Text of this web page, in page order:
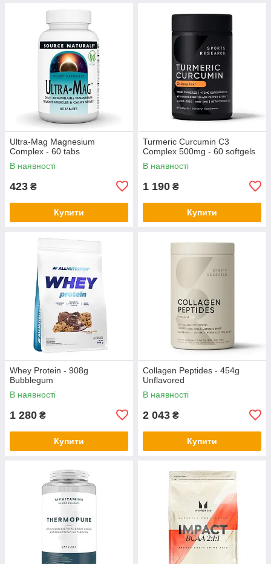
Ultra-Mag Magnesium
Complex - 60 tabs
В наявності
423 ₴
Купити
Turmeric Curcumin C3
Complex 500mg - 60 softgels
В наявності
1 190 ₴
Купити
Whey Protein - 908g
Bubblegum
В наявності
1 280 ₴
Купити
Collagen Peptides - 454g
Unflavored
В наявності
2 043 ₴
Купити